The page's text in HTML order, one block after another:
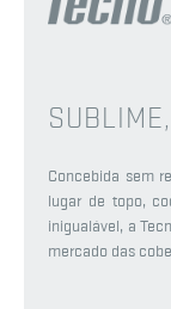
Concebida sem
lugar de topo,
inigualável, a
mercado das